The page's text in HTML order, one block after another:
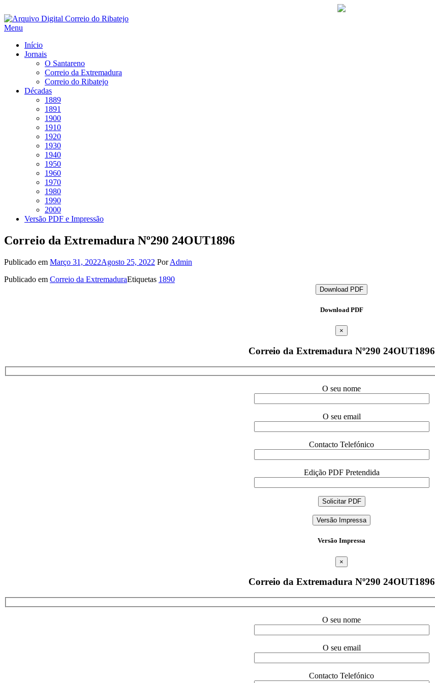
Saltar
para
Menu
Início
Jornais
O Santareno
Correio da Extremadura
Correio do Ribatejo
Décadas
1889
1891
1900
1910
1920
1930
1940
1950
1960
1970
1980
1990
2000
Versão PDF e Impressão
Correio da Extremadura Nº290 24OUT1896
Publicado em Março 31, 2022Agosto 25, 2022 PorAdmin
Publicado em Correio da ExtremaduraEtiquetas 1890
Download PDF
Download PDF
×
Correio da Extremadura Nº290 24OUT1896
O seu nome
O seu email
Contacto Telefónico
Edição PDF Pretendida
Versão Impressa
Versão Impressa
×
Correio da Extremadura Nº290 24OUT1896
O seu nome
O seu email
Contacto Telefónico